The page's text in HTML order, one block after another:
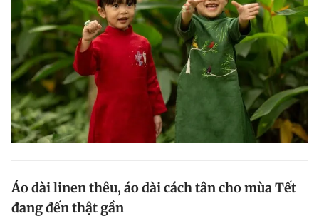
Áo dài linen thêu, áo dài cách tân cho mùa Tết
đang đến thật gần